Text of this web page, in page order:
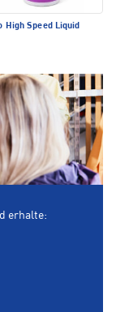
High Speed Liquid
erhalte: